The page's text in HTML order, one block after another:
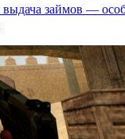
выдача займов —